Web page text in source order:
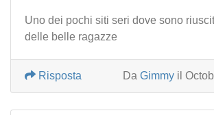
Uno dei pochi siti seri dove sono
delle belle ragazze
Da Gimmy il
Risposta